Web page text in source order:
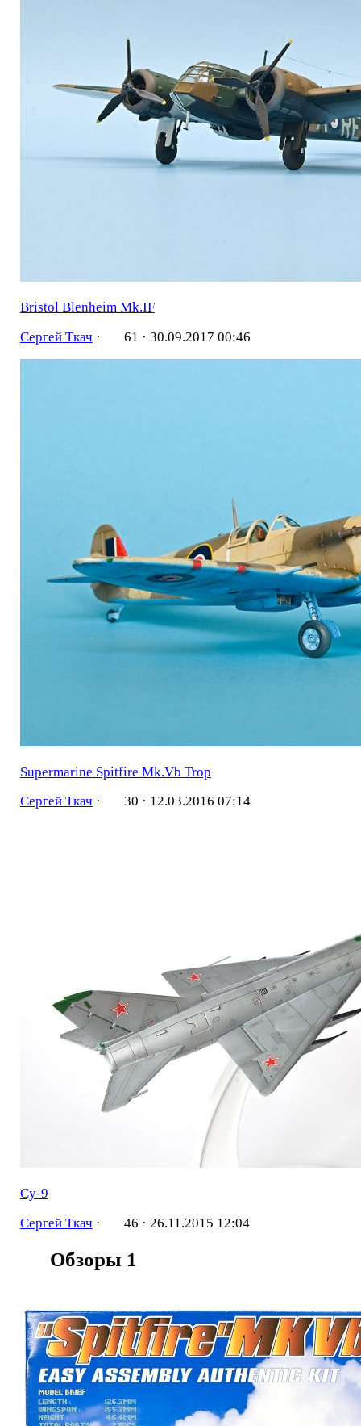
Bristol Blenheim Mk.IF
Сергей Ткач · 61 · 30.09.2017 00:46
Supermarine Spitfire Mk.Vb Trop
Сергей Ткач · 30 · 12.03.2016 07:14
Су-9
Сергей Ткач · 46 · 26.11.2015 12:04
Обзоры 1